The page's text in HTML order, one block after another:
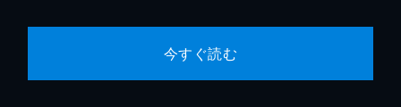
今すぐ読む